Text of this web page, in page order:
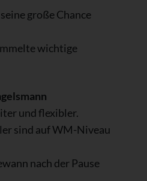
große Chance
wichtige
und flexibler.
sind auf WM-Niveau
nach der Pause